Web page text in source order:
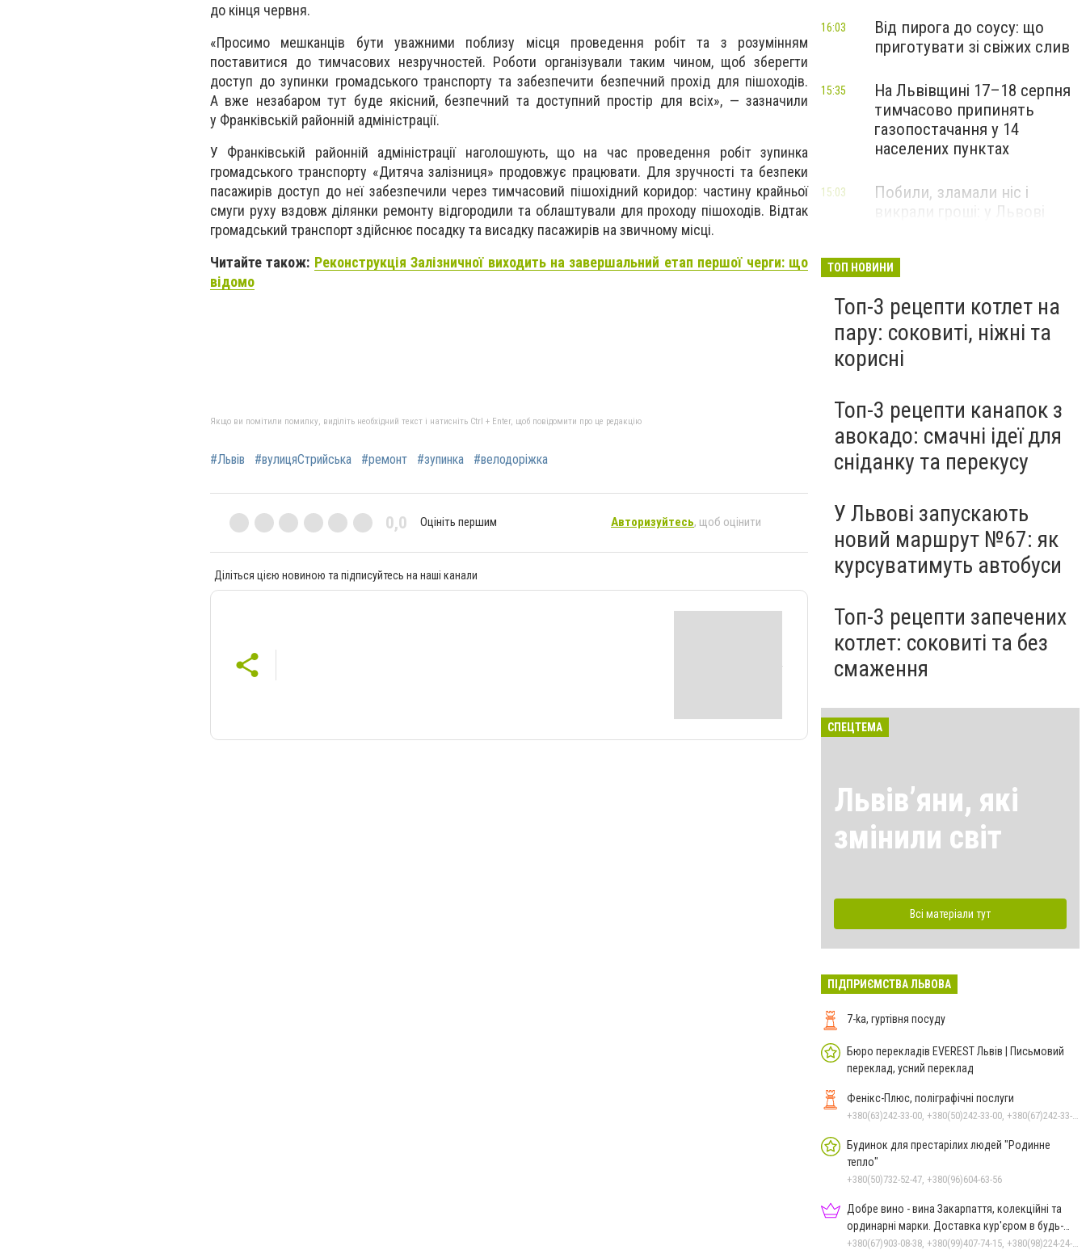
до кінця червня.
«Просимо мешканців бути уважними поблизу місця проведення робіт та з розумінням
поставитися до тимчасових незручностей. Роботи організували таким чином, щоб зберегти
доступ до зупинки громадського транспорту та забезпечити безпечний прохід для пішоходів.
А вже незабаром тут буде якісний, безпечний та доступний простір для всіх», — зазначили
у Франківській районній адміністрації.
У Франківській районній адміністрації наголошують, що на час проведення робіт зупинка
громадського транспорту «Дитяча залізниця» продовжує працювати. Для зручності та безпеки
пасажирів доступ до неї забезпечили через тимчасовий пішохідний коридор: частину крайньої
смуги руху вздовж ділянки ремонту відгородили та облаштували для проходу пішоходів. Відтак
громадський транспорт здійснює посадку та висадку пасажирів на звичному місці.
Читайте також: Реконструкція Залізничної виходить на завершальний етап першої черги: що
відомо
Якщо ви помітили помилку, виділіть необхідний текст і натисніть Ctrl + Enter, щоб повідомити про це редакцію
#Львів #вулицяСтрийська #ремонт #зупинка #велодоріжка
0,0 Оцініть першим Авторизуйтесь, щоб оцінити
Діліться цією новиною та підписуйтесь на наші канали
Від пирога до соусу: що
приготувати зі свіжих слив
16:03
На Львівщині 17–18 серпня
тимчасово припинять
газопостачання у 14
населених пунктах
15:35
Побили, зламали ніс і
викрали гроші: у Львові
15:03
ТОП НОВИНИ
Топ-3 рецепти котлет на
пару: соковиті, ніжні та
корисні
Топ-3 рецепти канапок з
авокадо: смачні ідеї для
сніданку та перекусу
У Львові запускають
новий маршрут №67: як
курсуватимуть автобуси
Топ-3 рецепти запечених
котлет: соковиті та без
смаження
СПЕЦТЕМА
Львівʼяни, які
змінили світ
Всі матеріали тут
ПІДПРИЄМСТВА ЛЬВОВА
7-ka, гуртівня посуду
Бюро перекладів EVEREST Львів | Письмовий
переклад, усний переклад
Фенікс-Плюс, поліграфічні послуги
Будинок для престарілих людей "Родинне
тепло"
+380(50)732-52-47, +380(96)604-63-56
Добре вино - вина Закарпаття, колекційні та
ординарні марки. Доставка кур'єром в будь-
яке місто